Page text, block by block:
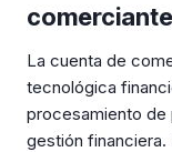
La cuenta de
tecnológica
procesamiento de
gestión